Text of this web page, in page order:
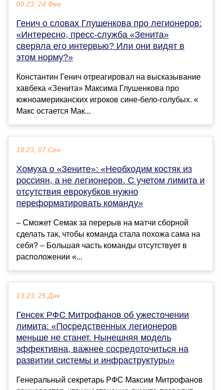
09:23, 24 Фев
Генич о словах Глушенкова про легионеров:
«Интересно, пресс-служба «Зенита»
сверяла его интервью? Или они видят в
этом норму?»
Константин Генич отреагировал на высказывание
хавбека «Зенита» Максима Глушенкова про
южноамериканских игроков сине-бело-голубых. «
Макс остается Мак...
18:23, 07 Сен
Хомуха о «Зените»: «Необходим костяк из
россиян, а не легионеров. С учетом лимита и
отсутствия еврокубков нужно
переформатировать команду»
– Сможет Семак за перерыв на матчи сборной
сделать так, чтобы команда стала похожа сама на
себя? – Большая часть команды отсутствует в
расположении «...
13:23, 25 Дек
Генсек РФС Митрофанов об ужесточении
лимита: «Посредственных легионеров
меньше не станет. Нынешняя модель
эффективна, важнее сосредоточиться на
развитии системы и инфраструктуры»
Генеральный секретарь РФС Максим Митрофанов